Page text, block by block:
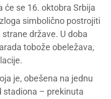
će se 16. oktobra Srbija
simbolično postrojiti
države. U doba
tobože obeležava,
je, obešena na jednu
stadiona – prekinuta